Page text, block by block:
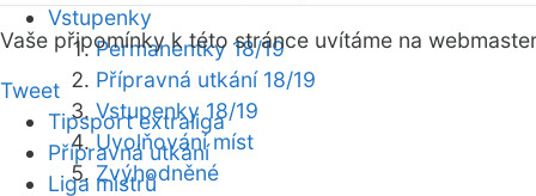
Vstupenky
Permanentky 18/19
Přípravná utkání 18/19
Vstupenky 18/19
Uvolňování míst
Zvýhodněné
Vaše připomínky k této stránce uvítáme na webmaster
Tweet
Tipsport extraliga
Přípravná utkání
Liga mistrů